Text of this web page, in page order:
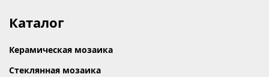
Каталог
Керамическая мозаика
Стеклянная мозаика